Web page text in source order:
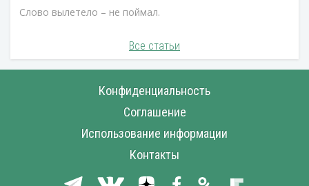
Слово вылетело – не поймал.
Все статьи
Конфиденциальность
Соглашение
Использование информации
Контакты